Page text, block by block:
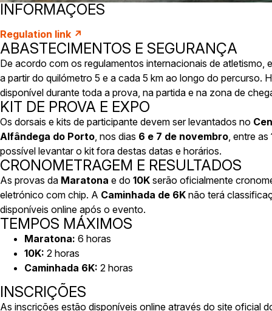
INFORMAÇÕES
Regulation link ↗
ABASTECIMENTOS E SEGURANÇA
De acordo com os regulamentos internacionais de atletismo,
a partir do quilómetro 5 e a cada 5 km ao longo do percurso.
disponível durante toda a prova, na partida e na zona de
KIT DE PROVA E EXPO
Os dorsais e kits de participante devem ser levantados no
Alfândega do Porto, nos dias 6 e 7 de novembro, entre as
possível levantar o kit fora destas datas e horários.
CRONOMETRAGEM E RESULTADOS
As provas da Maratona e do 10K serão oficialmente
eletrónico com chip. A Caminhada de 6K não terá
disponíveis online após o evento.
TEMPOS MÁXIMOS
Maratona: 6 horas
10K: 2 horas
Caminhada 6K: 2 horas
INSCRIÇÕES
As inscrições estão disponíveis online através do site oficial